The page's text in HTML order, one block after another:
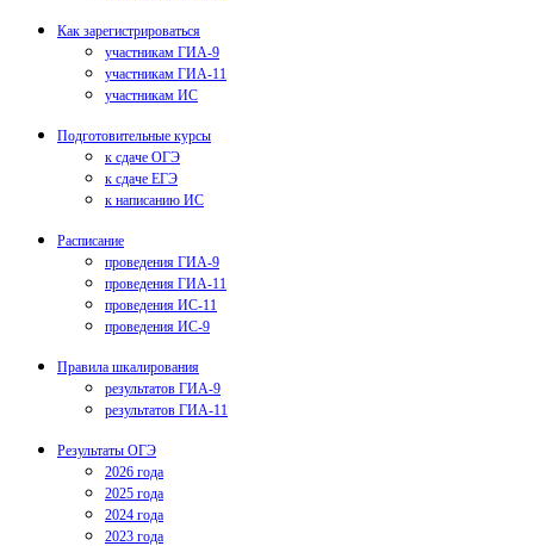
Как зарегистрироваться
участникам ГИА-9
участникам ГИА-11
участникам ИС
Подготовительные курсы
к сдаче ОГЭ
к сдаче ЕГЭ
к написанию ИС
Расписание
проведения ГИА-9
проведения ГИА-11
проведения ИС-11
проведения ИС-9
Правила шкалирования
результатов ГИА-9
результатов ГИА-11
Результаты ОГЭ
2026 года
2025 года
2024 года
2023 года